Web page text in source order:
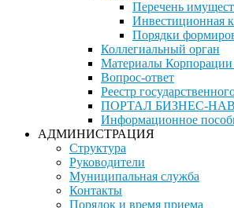
Перечень
Инвестиционная
Порядки
Коллегиальный орган
Материалы
Вопрос-ответ
Реестр
ПОРТАЛ БИЗНЕС-
Информационное
АДМИНИСТРАЦИЯ
Структура
Руководители
Муниципальная служба
Контакты
Порядок и время приема